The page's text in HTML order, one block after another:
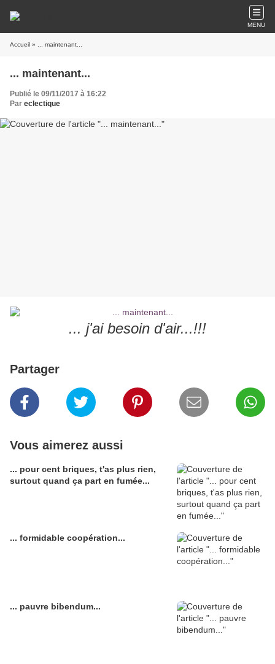
MENU
Accueil » ... maintenant...
... maintenant...
Publié le 09/11/2017 à 16:22
Par eclectique
... j'ai besoin d'air...!!!
Partager
Vous aimerez aussi
... pour cent briques, t'as plus rien,
surtout quand ça part en fumée...
... formidable coopération...
... pauvre bibendum...